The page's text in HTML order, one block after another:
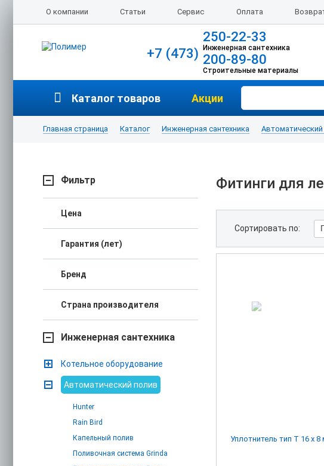
О компании Статьи Сервис Оплата
+7 (473)
250-22-33
Инженерная сантехника
200-89-80
Строительные материалы
Каталог товаров Акции
Главная страница Каталог Инженерная сантехника
Фильтр
Цена
Гарантия (лет)
Бренд
Страна производителя
Инженерная сантехника
Котельное оборудование
Автоматический полив
Hunter
Rain Bird
Капельный полив
Поливочная система Grinda
Фитинги для
Сортировать по:
Уплотнитель тип Т 16 х 8